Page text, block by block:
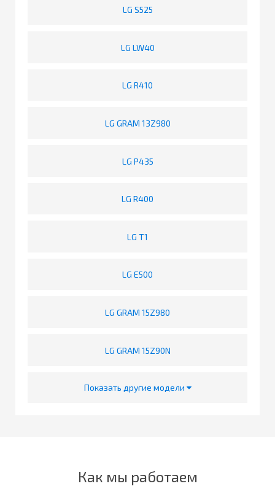
LG S525
LG LW40
LG R410
LG GRAM 13Z980
LG P435
LG R400
LG T1
LG E500
LG GRAM 15Z980
LG GRAM 15Z90N
Показать другие модели
Как мы работаем